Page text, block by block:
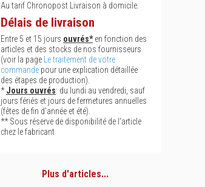
Au tarif Chronopost Livraison à domicile.
Délais de livraison
Entre 5 et 15 jours ouvrés*en fonction des
articles et des stocks de nos fournisseurs
(voir la page
Le traitement de votre
commande pour une explication détaillée
des étapes de production).
*Jours ouvrés: du lundi au vendredi, sauf
jours fériés et jours de fermetures annuelles
(fêtes de fin d'année et été).
** Sous réserve de disponibilité de l'article
chez le fabricant
Plus d'articles...